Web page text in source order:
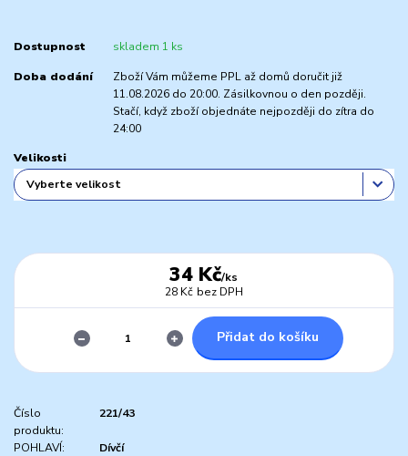
Dostupnost skladem 1 ks
Doba dodání
Zboží Vám můžeme PPL až domů doručit již
11.08.2026 do 20:00. Zásilkovnou o den později.
Stačí, když zboží objednáte nejpozději do zítra do
24:00
Velikosti
34 Kč/ks
28 Kč bez DPH
Přidat do košíku
Číslo
produktu:
221/43
POHLAVÍ:
Dívčí